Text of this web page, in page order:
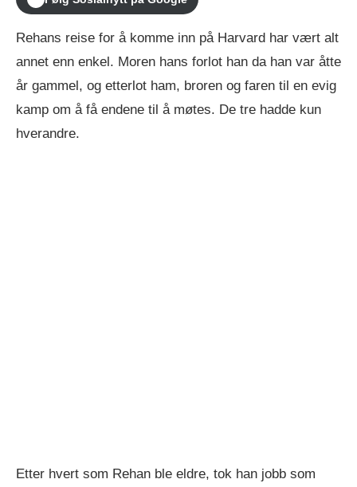
Rehans reise for å komme inn på Harvard har vært alt
annet enn enkel. Moren hans forlot han da han var åtte
år gammel, og etterlot ham, broren og faren til en evig
kamp om å få endene til å møtes. De tre hadde kun
hverandre.
Etter hvert som Rehan ble eldre, tok han jobb som